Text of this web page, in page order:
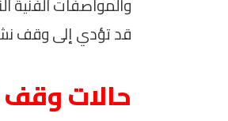
والمواصفات الفنية
قد تؤدي إلى وقف
حالات